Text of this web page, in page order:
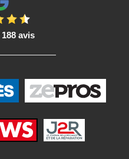
188 avis